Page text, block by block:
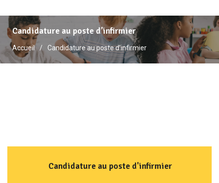
Candidature au poste d’infirmier
Accueil Candidature au poste d’infirmier
Candidature au poste d'infirmier